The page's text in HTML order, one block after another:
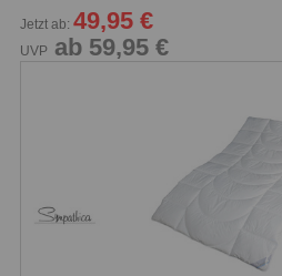
Jetzt ab: 49,95 €
UVP ab 59,95 €